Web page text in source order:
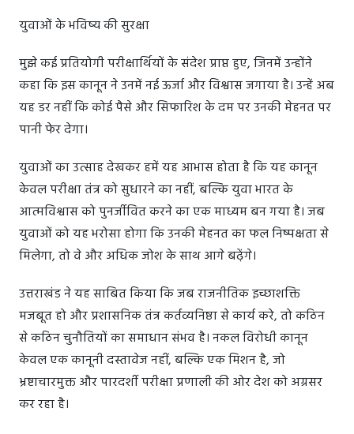
युवाओं के भविष्य की सुरक्षा
मुझे कई प्रतियोगी परीक्षार्थियों के संदेश प्राप्त हुए, जिनमें उन्होंने
कहा कि इस कानून ने उनमें नई ऊर्जा और विश्वास जगाया है। उन्हें अब
यह डर नहीं कि कोई पैसे और सिफारिश के दम पर उनकी मेहनत पर
पानी फेर देगा।
युवाओं का उत्साह देखकर हमें यह आभास होता है कि यह कानून
केवल परीक्षा तंत्र को सुधारने का नहीं, बल्कि युवा भारत के
आत्मविश्वास को पुनर्जीवित करने का एक माध्यम बन गया है। जब
युवाओं को यह भरोसा होगा कि उनकी मेहनत का फल निष्पक्षता से
मिलेगा, तो वे और अधिक जोश के साथ आगे बढ़ेंगे।
उत्तराखंड ने यह साबित किया कि जब राजनीतिक इच्छाशक्ति
मजबूत हो और प्रशासनिक तंत्र कर्तव्यनिष्ठा से कार्य करे, तो कठिन
से कठिन चुनौतियों का समाधान संभव है। नकल विरोधी कानून
केवल एक कानूनी दस्तावेज नहीं, बल्कि एक मिशन है, जो
भ्रष्टाचारमुक्त और पारदर्शी परीक्षा प्रणाली की ओर देश को अग्रसर
कर रहा है।